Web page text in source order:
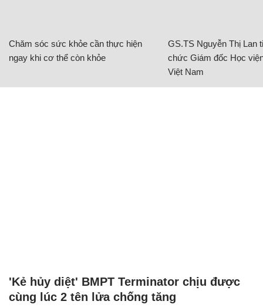
Chăm sóc sức khỏe cần thực hiện
ngay khi cơ thể còn khỏe
GS.TS Nguyễn Thị Lan
chức Giám đốc Học
Việt Nam
'Kẻ hủy diệt' BMPT Terminator chịu được
cùng lúc 2 tên lửa chống tăng